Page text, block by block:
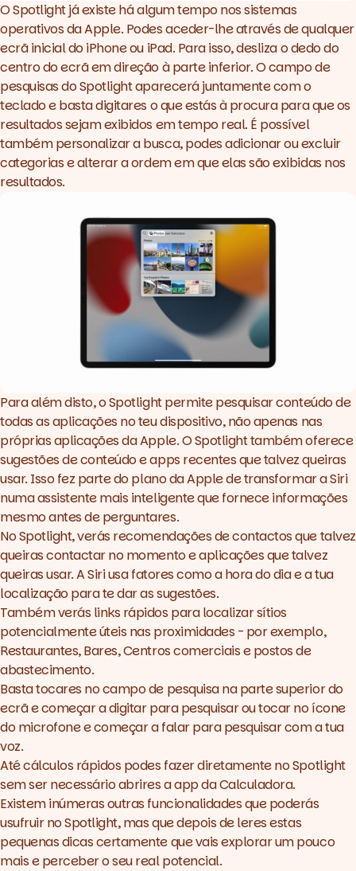
O Spotlight já existe há algum tempo nos sistemas
operativos da Apple. Podes aceder-lhe através de qualquer
ecrã inicial do iPhone ou iPad. Para isso, desliza o dedo do
centro do ecrã em direção à parte inferior. O campo de
pesquisas do Spotlight aparecerá juntamente com o
teclado e basta digitares o que estás à procura para que os
resultados sejam exibidos em tempo real. É possível
também personalizar a busca, podes adicionar ou excluir
categorias e alterar a ordem em que elas são exibidas nos
resultados.
Para além disto, o Spotlight permite pesquisar conteúdo de
todas as aplicações no teu dispositivo, não apenas nas
próprias aplicações da Apple. O Spotlight também oferece
sugestões de conteúdo e apps recentes que talvez queiras
usar. Isso fez parte do plano da Apple de transformar a Siri
numa assistente mais inteligente que fornece informações
mesmo antes de perguntares.
No Spotlight, verás recomendações de contactos que talvez
queiras contactar no momento e aplicações que talvez
queiras usar. A Siri usa fatores como a hora do dia e a tua
localização para te dar as sugestões.
Também verás links rápidos para localizar sítios
potencialmente úteis nas proximidades - por exemplo,
Restaurantes, Bares, Centros comerciais e postos de
abastecimento.
Basta tocares no campo de pesquisa na parte superior do
ecrã e começar a digitar para pesquisar ou tocar no ícone
do microfone e começar a falar para pesquisar com a tua
voz.
Até cálculos rápidos podes fazer diretamente no Spotlight
sem ser necessário abrires a app da Calculadora.
Existem inúmeras outras funcionalidades que poderás
usufruir no Spotlight, mas que depois de leres estas
pequenas dicas certamente que vais explorar um pouco
mais e perceber o seu real potencial.